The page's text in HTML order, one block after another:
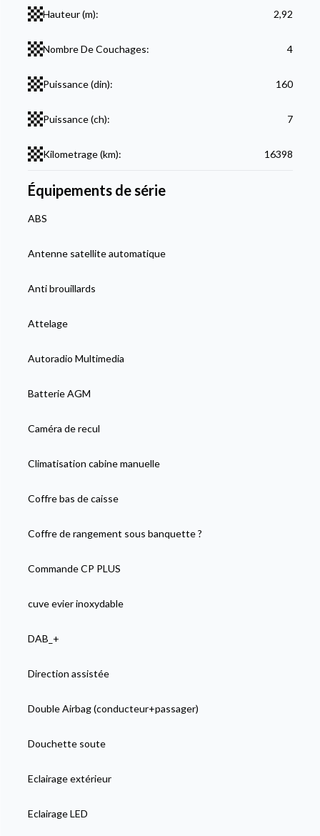
Hauteur (m): 2,92
Nombre De Couchages: 4
Puissance (din): 160
Puissance (ch): 7
Kilometrage (km): 16398
Équipements de série
ABS
Antenne satellite automatique
Anti brouillards
Attelage
Autoradio Multimedia
Batterie AGM
Caméra de recul
Climatisation cabine manuelle
Coffre bas de caisse
Coffre de rangement sous banquette ?
Commande CP PLUS
cuve evier inoxydable
DAB_+
Direction assistée
Double Airbag (conducteur+passager)
Douchette soute
Eclairage extérieur
Eclairage LED